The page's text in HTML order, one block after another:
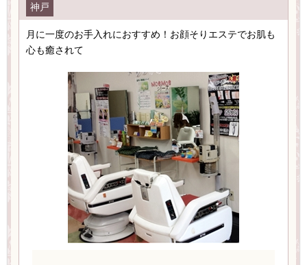
神戸
月に一度のお手入れにおすすめ！お顔そりエステでお肌も
心も癒されて